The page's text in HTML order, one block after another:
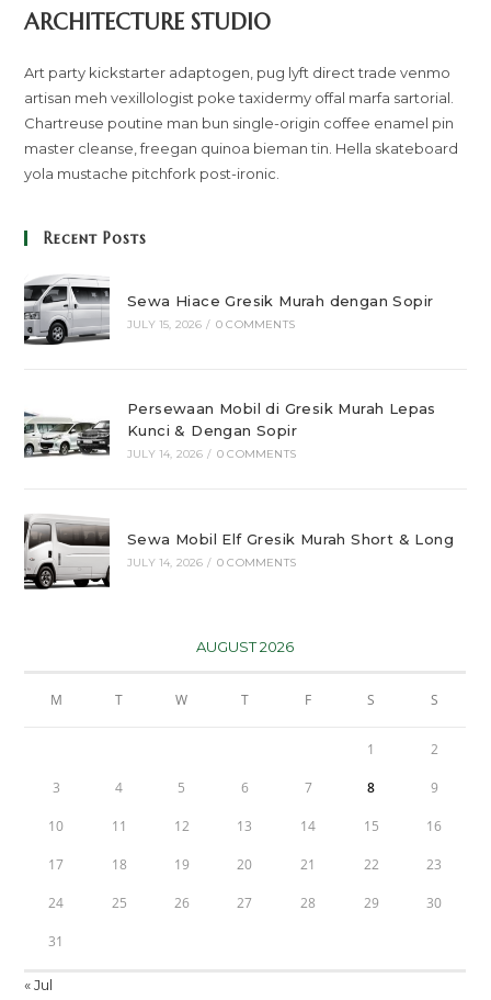
ARCHITECTURE STUDIO
Art party kickstarter adaptogen, pug lyft direct trade venmo
artisan meh vexillologist poke taxidermy offal marfa sartorial.
Chartreuse poutine man bun single-origin coffee enamel pin
master cleanse, freegan quinoa bieman tin. Hella skateboard
yola mustache pitchfork post-ironic.
Recent Posts
Sewa Hiace Gresik Murah dengan Sopir
JULY 15, 2026 / 0 COMMENTS
Persewaan Mobil di Gresik Murah Lepas
Kunci & Dengan Sopir
JULY 14, 2026 / 0 COMMENTS
Sewa Mobil Elf Gresik Murah Short & Long
JULY 14, 2026 / 0 COMMENTS
AUGUST 2026
M T W T F S S
1 2
3 4 5 6 7 8 9
10 11 12 13 14 15 16
17 18 19 20 21 22 23
24 25 26 27 28 29 30
31
« Jul